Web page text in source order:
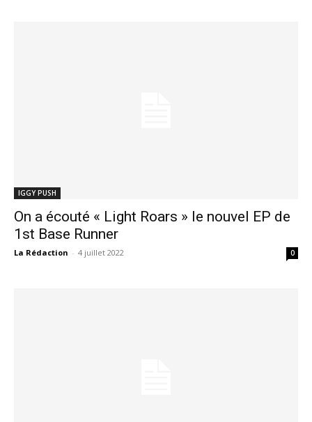
IGGY PUSH
On a écouté « Light Roars » le nouvel EP de
1st Base Runner
La Rédaction - 4 juillet 2022 0